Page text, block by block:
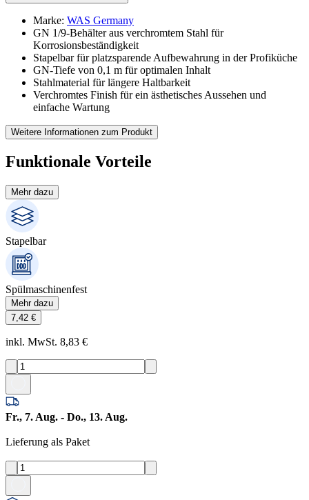
Marke: WAS Germany
GN 1/9-Behälter aus verchromtem Stahl für
Korrosionsbeständigkeit
Stapelbar für platzsparende Aufbewahrung in der Profiküche
GN-Tiefe von 0,1 m für optimalen Inhalt
Stahlmaterial für längere Haltbarkeit
Verchromtes Finish für ein ästhetisches Aussehen und
einfache Wartung
Weitere Informationen zum Produkt
Funktionale Vorteile
Mehr dazu
Stapelbar
Spülmaschinenfest
Mehr dazu
7,42 €
inkl. MwSt. 8,83 €
Fr., 7. Aug. - Do., 13. Aug.
Lieferung als Paket